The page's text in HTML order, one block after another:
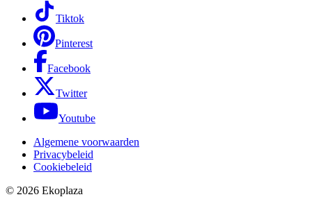
Tiktok
Pinterest
Facebook
Twitter
Youtube
Algemene voorwaarden
Privacybeleid
Cookiebeleid
© 2026 Ekoplaza